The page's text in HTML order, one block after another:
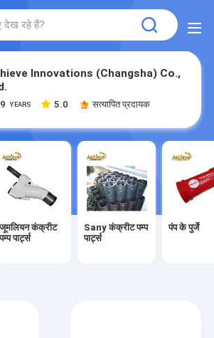
Innovations (Changsha) Co.,
9 YEARS 5.0 सत्यापित प्रदायक
कंक्रीट
पार्ट्स
Sany कंक्रीट पम्प
पार्ट्स
पंप के पुर्जे